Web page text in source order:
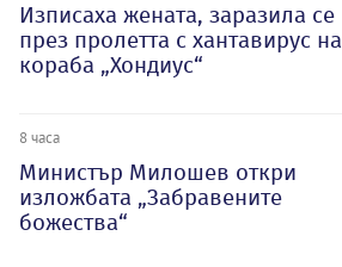
Изписаха жената, заразила се
през пролетта с хантавирус на
кораба „Хондиус“
8 часа
Министър Милошев откри
изложбата „Забравените
божества“